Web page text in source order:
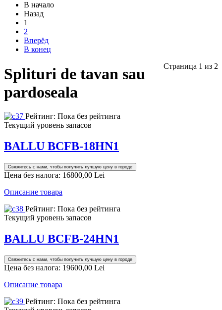
В начало
Назад
1
2
Вперёд
В конец
Страница 1 из 2
Splituri de tavan sau
pardoseala
Рейтинг: Пока без рейтинга
Текущий уровень запасов
BALLU BCFB-18HN1
Свяжитесь с нами, чтобы получить лучшую цену в городе
Цена без налога: 16800,00 Lei
Описание товара
Рейтинг: Пока без рейтинга
Текущий уровень запасов
BALLU BCFB-24HN1
Свяжитесь с нами, чтобы получить лучшую цену в городе
Цена без налога: 19600,00 Lei
Описание товара
Рейтинг: Пока без рейтинга